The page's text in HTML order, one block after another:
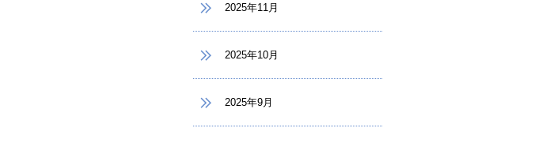
2025年11月
2025年10月
2025年9月